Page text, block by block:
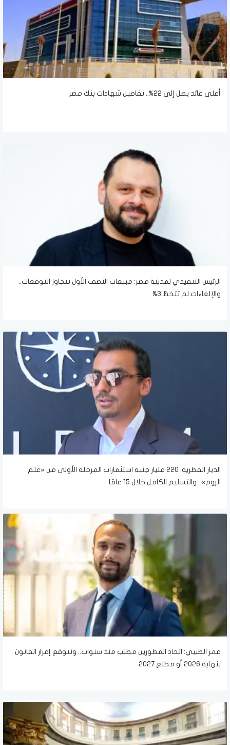
أعلى عائد يصل إلى 22%.. تفاصيل شهادات بنك مصر
الرئيس التنفيذي لمدينة مصر: مبيعات النصف الأول تتجاوز التوقعات..
والإلغاءات لم تتخطَ 3%
الديار القطرية: 220 مليار جنيه استثمارات المرحلة الأولى من «علم
الروم».. والتسليم الكامل خلال 15 عامًا
عمر الطيبي: اتحاد المطورين مطلب منذ سنوات.. ونتوقع إقرار القانون
بنهاية 2026 أو مطلع 2027